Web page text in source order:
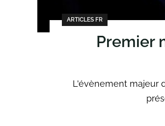
ARTICLES FR
Premier
L'évènement majeur